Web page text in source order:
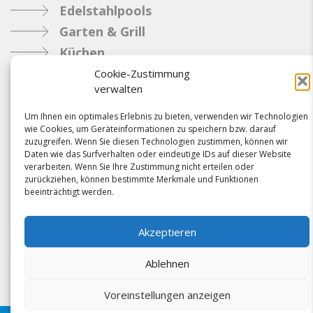
Cookie-Zustimmung
verwalten
Um Ihnen ein optimales Erlebnis zu bieten, verwenden wir Technologien
wie Cookies, um Geräteinformationen zu speichern bzw. darauf
zuzugreifen. Wenn Sie diesen Technologien zustimmen, können wir
Daten wie das Surfverhalten oder eindeutige IDs auf dieser Website
verarbeiten. Wenn Sie Ihre Zustimmung nicht erteilen oder
zurückziehen, können bestimmte Merkmale und Funktionen
beeinträchtigt werden.
Akzeptieren
Ablehnen
Voreinstellungen anzeigen
Edelstahlpools
Garten & Grill
Küchen
Metallbau
Industrie
Referenzen
News
Samacostyle.ch
Impressum
Kontakt
AGBs & Verbindlichkeiten